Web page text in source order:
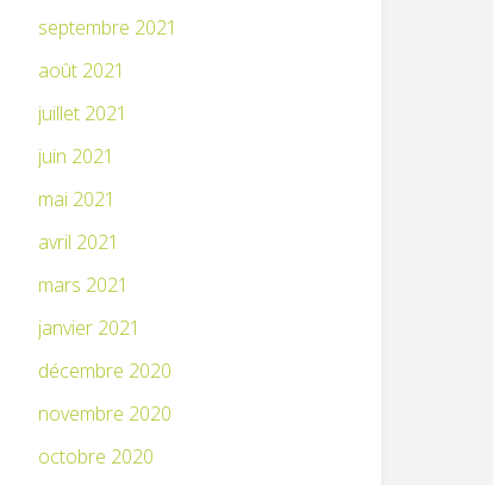
septembre 2021
août 2021
juillet 2021
juin 2021
mai 2021
avril 2021
mars 2021
janvier 2021
décembre 2020
novembre 2020
octobre 2020